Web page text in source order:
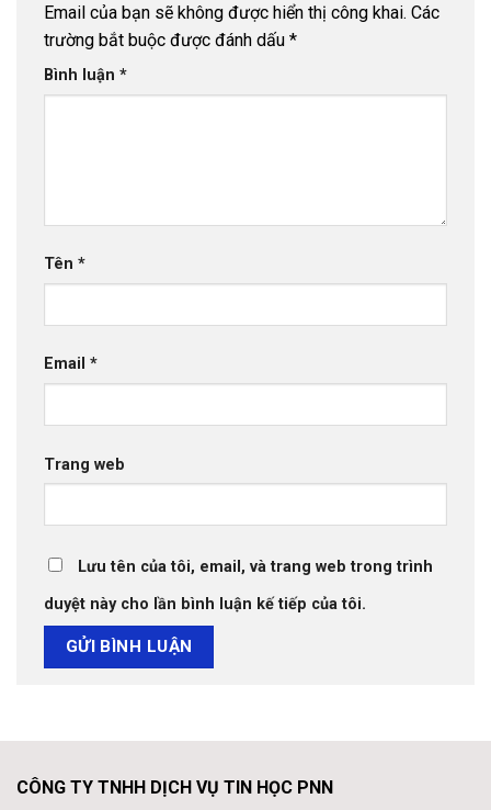
Email của bạn sẽ không được hiển thị công khai. Các
trường bắt buộc được đánh dấu *
Bình luận *
Tên *
Email *
Trang web
Lưu tên của tôi, email, và trang web trong trình
duyệt này cho lần bình luận kế tiếp của tôi.
CÔNG TY TNHH DỊCH VỤ TIN HỌC PNN